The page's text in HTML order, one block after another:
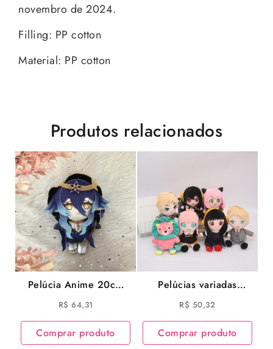
novembro de 2024.
Filling: PP cotton
Material: PP cotton
Produtos relacionados
Pelúcia Anime 20cm
Genshin Impact Layla
Cosplay
R$ 64,31
Comprar produto
Pelúcias variadas
Anime Spy Family 25
cm Anya Forger Loid
Forger Yor Forger
Bond Forger e outros
R$ 50,32
Comprar produto